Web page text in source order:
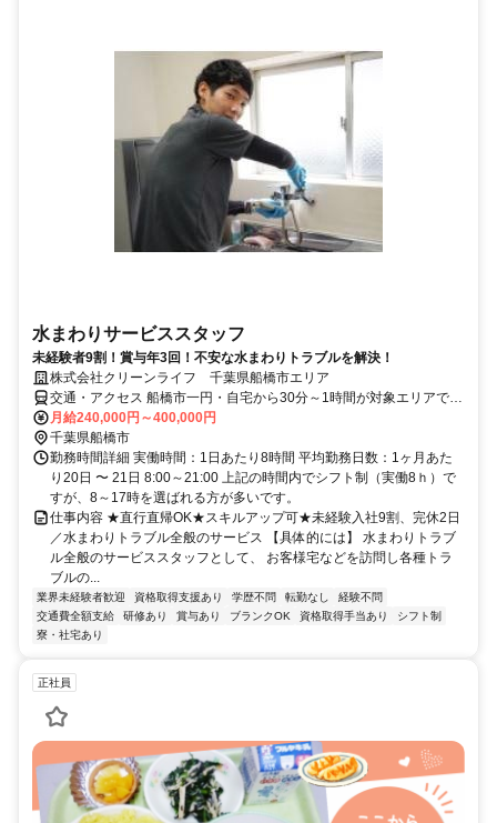
水まわりサービススタッフ
未経験者9割！賞与年3回！不安な水まわりトラブルを解決！
株式会社クリーンライフ 千葉県船橋市エリア
交通・アクセス 船橋市一円・自宅から30分～1時間が対象エリアです
（直行直帰）。
月給240,000円～400,000円
千葉県船橋市
勤務時間詳細 実働時間：1日あたり8時間 平均勤務日数：1ヶ月あた
り20日 〜 21日 8:00～21:00 上記の時間内でシフト制（実働8ｈ）で
すが、8～17時を選ばれる方が多いです。
仕事内容 ★直行直帰OK★スキルアップ可★未経験入社9割、完休2日
／水まわりトラブル全般のサービス 【具体的には】 水まわりトラブ
ル全般のサービススタッフとして、 お客様宅などを訪問し各種トラ
ブルの...
業界未経験者歓迎 資格取得支援あり 学歴不問 転勤なし
経験不問
交通費全額支給
研修あり 賞与あり ブランクOK 資格取得手当あり
シフト制
寮・社宅あり
正社員